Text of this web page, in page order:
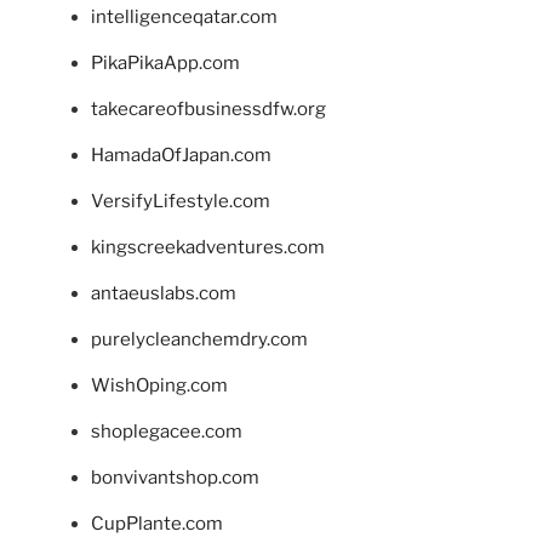
intelligenceqatar.com
PikaPikaApp.com
takecareofbusinessdfw.org
HamadaOfJapan.com
VersifyLifestyle.com
kingscreekadventures.com
antaeuslabs.com
purelycleanchemdry.com
WishOping.com
shoplegacee.com
bonvivantshop.com
CupPlante.com